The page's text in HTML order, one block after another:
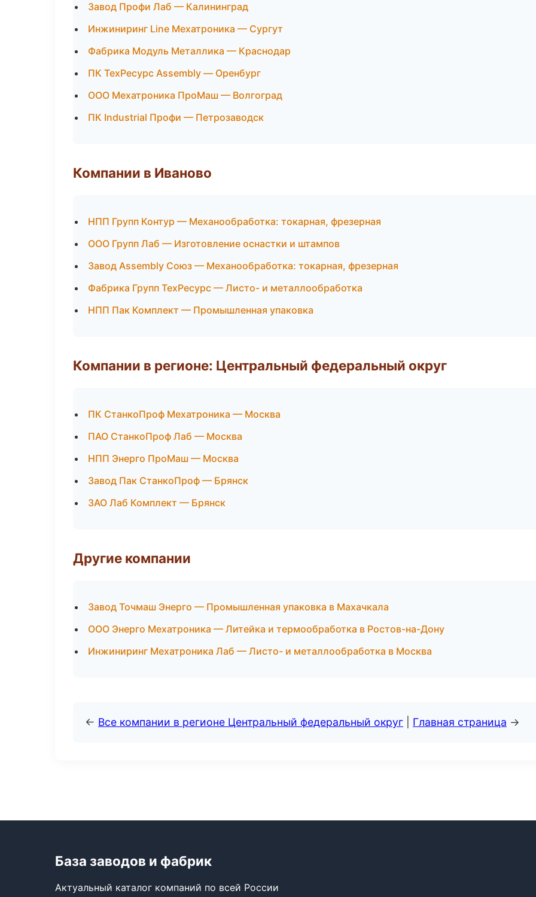
Завод Профи Лаб — Калининград
Инжиниринг Line Мехатроника — Сургут
Фабрика Модуль Металлика — Краснодар
ПК ТехРесурс Assembly — Оренбург
ООО Мехатроника ПроМаш — Волгоград
ПК Industrial Профи — Петрозаводск
Компании в Иваново
НПП Групп Контур — Механообработка: токарная, фрезерная
ООО Групп Лаб — Изготовление оснастки и штампов
Завод Assembly Союз — Механообработка: токарная, фрезерная
Фабрика Групп ТехРесурс — Листо- и металлообработка
НПП Пак Комплект — Промышленная упаковка
Компании в регионе: Центральный федеральный округ
ПК СтанкоПроф Мехатроника — Москва
ПАО СтанкоПроф Лаб — Москва
НПП Энерго ПроМаш — Москва
Завод Пак СтанкоПроф — Брянск
ЗАО Лаб Комплект — Брянск
Другие компании
Завод Точмаш Энерго — Промышленная упаковка в Махачкала
ООО Энерго Мехатроника — Литейка и термообработка в Ростов-на-Дону
Инжиниринг Мехатроника Лаб — Листо- и металлообработка в Москва
← Все компании в регионе Центральный федеральный округ Главная страница →
База заводов и фабрик
Актуальный каталог компаний по всей России